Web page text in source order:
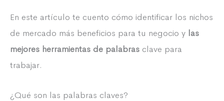
En este artículo te cuento cómo identificar los nichos
de mercado más beneficios para tu negocio y las
mejores herramientas de palabras clave para
trabajar.
¿Qué son las palabras claves?